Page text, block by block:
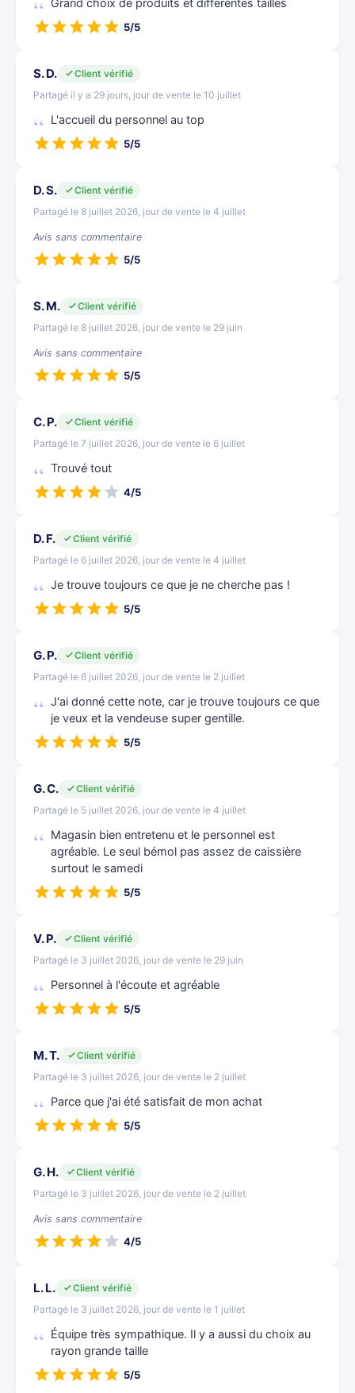
Grand choix de produits et différentes tailles
5/5
S. D.
Client vérifié
Partagé il y a 29 jours, jour de vente le 10 juillet
L'accueil du personnel au top
5/5
D. S.
Client vérifié
Partagé le 8 juillet 2026, jour de vente le 4 juillet
Avis sans commentaire
5/5
S. M.
Client vérifié
Partagé le 8 juillet 2026, jour de vente le 29 juin
Avis sans commentaire
5/5
C. P.
Client vérifié
Partagé le 7 juillet 2026, jour de vente le 6 juillet
Trouvé tout
4/5
D. F.
Client vérifié
Partagé le 6 juillet 2026, jour de vente le 4 juillet
Je trouve toujours ce que je ne cherche pas !
5/5
G. P.
Client vérifié
Partagé le 6 juillet 2026, jour de vente le 2 juillet
J'ai donné cette note, car je trouve toujours ce que
je veux et la vendeuse super gentille.
5/5
G. C.
Client vérifié
Partagé le 5 juillet 2026, jour de vente le 4 juillet
Magasin bien entretenu et le personnel est
agréable. Le seul bémol pas assez de caissière
surtout le samedi
5/5
V. P.
Client vérifié
Partagé le 3 juillet 2026, jour de vente le 29 juin
Personnel à l'écoute et agréable
5/5
M. T.
Client vérifié
Partagé le 3 juillet 2026, jour de vente le 2 juillet
Parce que j'ai été satisfait de mon achat
5/5
G. H.
Client vérifié
Partagé le 3 juillet 2026, jour de vente le 2 juillet
Avis sans commentaire
4/5
L. L.
Client vérifié
Partagé le 3 juillet 2026, jour de vente le 1 juillet
Équipe très sympathique. Il y a aussi du choix au
rayon grande taille
5/5